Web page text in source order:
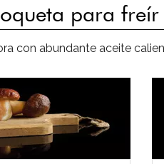
para freír
con abundante aceite